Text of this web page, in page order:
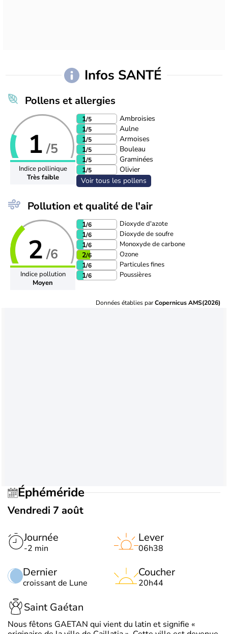
Infos SANTÉ
Pollens et allergies
1 /5
Indice pollinique
Très faible
1/5
Ambroisies
1/5
Aulne
1/5
Armoises
1/5
Bouleau
1/5
Graminées
1/5
Olivier
Voir tous les pollens
Pollution et qualité de l'air
2 /6
Indice pollution
Moyen
1/6 Dioxyde d'azote
1/6 Dioxyde de soufre
1/6 Monoxyde de carbone
2/6 Ozone
1/6 Particules fines
1/6 Poussières
Données établies parCopernicus AMS(2026)
Éphéméride
Vendredi 7 août
Journée
-2 min
Dernier
croissant de Lune
Lever
06h38
Coucher
20h44
Saint Gaétan
Nous fêtons GAETAN qui vient du latin et signifie «